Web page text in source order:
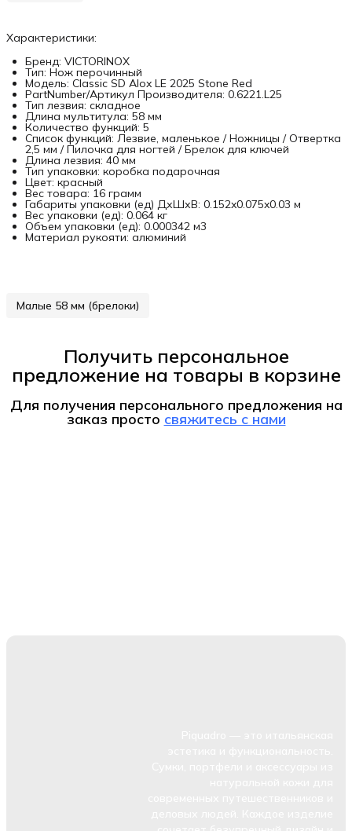
Характеристики:
Бренд: VICTORINOX
Тип: Нож перочинный
Модель: Classic SD Alox LE 2025 Stone Red
PartNumber/Артикул Производителя: 0.6221.L25
Тип лезвия: складное
Длина мультитула: 58 мм
Количество функций: 5
Список функций: Лезвие, маленькое / Ножницы / Отвертка
2,5 мм / Пилочка для ногтей / Брелок для ключей
Длина лезвия: 40 мм
Тип упаковки: коробка подарочная
Цвет: красный
Вес товара: 16 грамм
Габариты упаковки (ед) ДхШхВ: 0.152x0.075x0.03 м
Вес упаковки (ед): 0.064 кг
Объем упаковки (ед): 0.000342 м3
Материал рукояти: алюминий
Малые 58 мм (брелоки)
Получить персональное
предложение на товары в корзине
Для получения персонального предложения на
заказ просто свяжитесь с нами